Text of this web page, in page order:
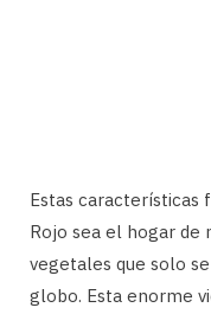
Estas características
Rojo sea el hogar de
vegetales que solo
globo. Esta enorme